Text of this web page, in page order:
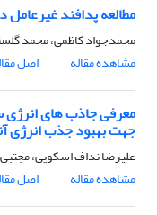
مطالعه پدافند
محمدجواد کاظمی، محمد
مشاهده مقاله
اصل
معرفی جاذب های انرژی
جهت بهبود جذب انرژی
علیرضا نداف اسکویی،
مشاهده مقاله
اصل